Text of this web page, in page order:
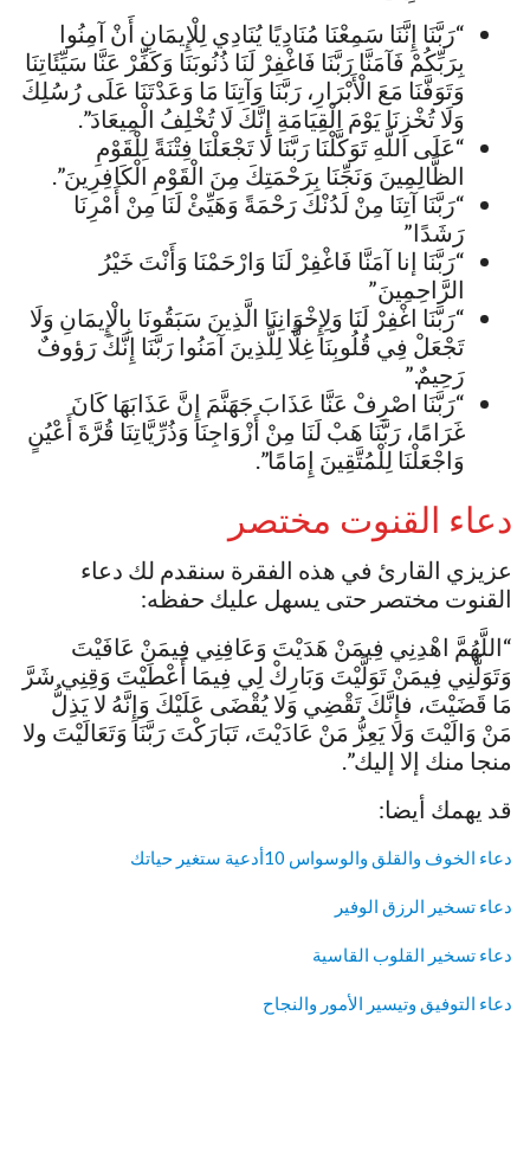
“رَبَّنَا إِنَّنَا سَمِعْنَا مُنَادِيًا يُنَادِي لِلْإِيمَانِ أَنْ آمِنُوا
بِرَبِّكُمْ فَآمَنَّا رَبَّنَا فَاغْفِرْ لَنَا ذُنُوبَنَا وَكَفِّرْ عَنَّا سَيِّئَاتِنَا
وَتَوَفَّنَا مَعَ الْأَبْرَارِ، رَبَّنَا وَآتِنَا مَا وَعَدْتَنَا عَلَى رُسُلِكَ
وَلَا تُخْزِنَا يَوْمَ الْقِيَامَةِ إِنَّكَ لَا تُخْلِفُ الْمِيعَادَ”.
“عَلَى اللَّهِ تَوَكَّلْنَا رَبَّنَا لَا تَجْعَلْنَا فِتْنَةً لِلْقَوْمِ
الظَّالِمِينَ وَنَجِّنَا بِرَحْمَتِكَ مِنَ الْقَوْمِ الْكَافِرِينَ”.
“رَبَّنَا آتِنَا مِنْ لَدُنْكَ رَحْمَةً وَهَيِّئْ لَنَا مِنْ أَمْرِنَا
رَشَدًا”
“رَبَّنَا إنا آمَنَّا فَاغْفِرْ لَنَا وَارْحَمْنَا وَأَنْتَ خَيْرُ
الرَّاحِمِينَ”
“رَبَّنَا اغْفِرْ لَنَا وَلِإِخْوَانِنَا الَّذِينَ سَبَقُونَا بِالْإِيمَانِ وَلَا
تَجْعَلْ فِي قُلُوبِنَا غِلًّا لِلَّذِينَ آمَنُوا رَبَّنَا إِنَّكَ رَؤوفٌ
رَحِيمٌ.”
“رَبَّنَا اصْرِفْ عَنَّا عَذَابَ جَهَنَّمَ إِنَّ عَذَابَهَا كَانَ
غَرَامًا، رَبَّنَا هَبْ لَنَا مِنْ أَزْوَاجِنَا وَذُرِّيَّاتِنَا قُرَّةَ أَعْيُنٍ
وَاجْعَلْنَا لِلْمُتَّقِينَ إِمَامًا”.
دعاء القنوت مختصر
عزيزي القارئ في هذه الفقرة سنقدم لك دعاء
القنوت مختصر حتى يسهل عليك حفظه:
“اللَّهُمَّ اهْدِنِي فِيمَنْ هَدَيْتَ وَعَافِنِي فِيمَنْ عَافَيْتَ
وَتَوَلَّنِي فِيمَنْ تَوَلَّيْتَ وَبَارِكْ لِي فِيمَا أَعْطَيْتَ وَقِنِي شَرَّ
مَا قَضَيْتَ، فإِنَّكَ تَقْضِي وَلا يُقْضَى عَلَيْكَ وَإِنَّهُ لا يَذِلُّ
مَنْ وَالَيْتَ وَلا يَعِزُّ مَنْ عَادَيْتَ، تَبَارَكْتَ رَبَّنَا وَتَعَالَيْتَ ولا
منجا منك إلا إليك”.
قد يهمك أيضا:
دعاء الخوف والقلق والوسواس 10أدعية ستغير حياتك
دعاء تسخير الرزق الوفير
دعاء تسخير القلوب القاسية
دعاء التوفيق وتيسير الأمور والنجاح